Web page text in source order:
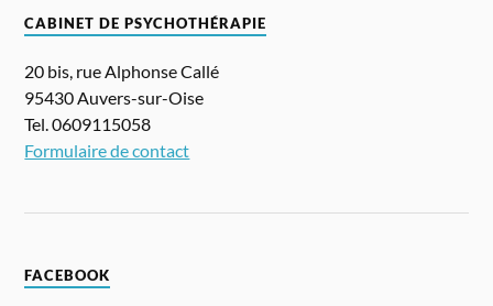
CABINET DE PSYCHOTHÉRAPIE
20 bis, rue Alphonse Callé
95430 Auvers-sur-Oise
Tel. 0609115058
Formulaire de contact
FACEBOOK